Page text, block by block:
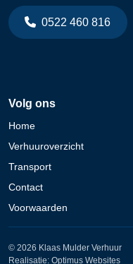
0522 460 816
Volg ons
Home
Verhuuroverzicht
Transport
Contact
Voorwaarden
© 2026 Klaas Mulder Verhuur
Realisatie: Optimus Websites